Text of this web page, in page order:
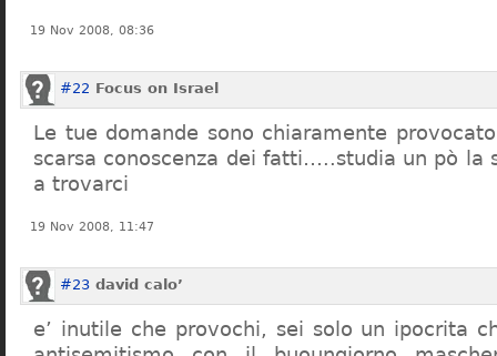
19 Nov 2008, 08:36
#22 Focus on Israel
Le tue domande sono chiaramente
scarsa conoscenza dei fatti…..studia un pò la
a trovarci
19 Nov 2008, 11:47
#23 david calo’
e’ inutile che provochi, sei solo un ipocrita